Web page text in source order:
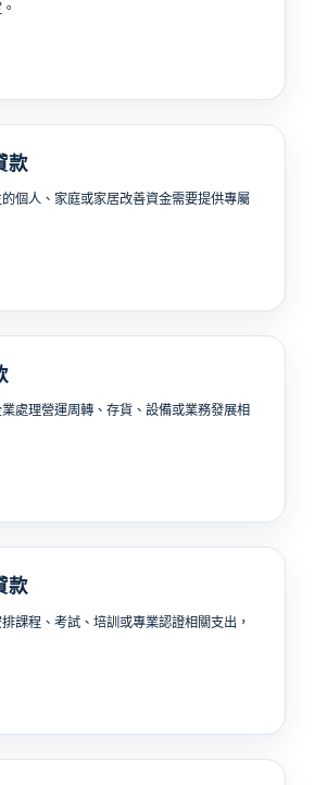
款
個人、家庭或家居改善資金需要提供專屬
處理營運周轉、存貨、設備或業務發展相
款
課程、考試、培訓或專業認證相關支出，